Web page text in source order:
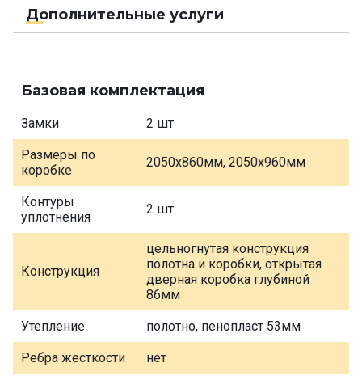
Дополнительные услуги
Базовая комплектация
Замки 2 шт
Размеры по
коробке
2050х860мм, 2050х960мм
Контуры
уплотнения
2 шт
Конструкция
цельногнутая конструкция
полотна и коробки, открытая
дверная коробка глубиной
86мм
Утепление полотно, пенопласт 53мм
Ребра жесткости нет